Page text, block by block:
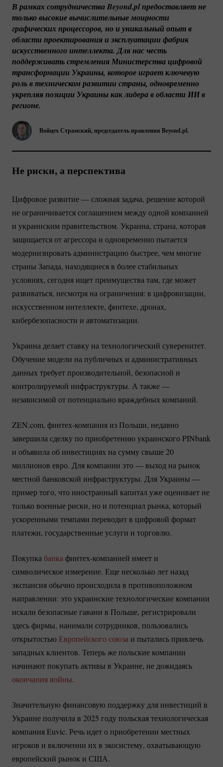
Войцех Страмский, председатель правления Beyond.pl.
В рамках сотрудничества Beyond.pl предоставляет не
только высокие вычислительные мощности
графических процессоров, но и уникальный опыт в
области проектирования и эксплуатации фабрик
искусственного интеллекта. Для нас честь
поддерживать стремления Министерства цифровой
трансформации Украины, которое играет ключевую
роль в техническом развитии страны, одновременно
укрепляя позиции Украины как лидера в области ИИ в
регионе.
Не риски, а перспектива
Цифровое развитие — сложная задача, решение которой
не ограничивается соглашением между одной компанией
и украинским правительством. Украина, страна, которая
защищается от агрессора и одновременно пытается
модернизировать администрацию быстрее, чем многие
страны Запада, находящиеся в более стабильных
условиях, сегодня ищет преимущества там, где может
развиваться, несмотря на ограничения: в цифровизации,
искусственном интеллекте, финтехе, дронах,
кибербезопасности и автоматизации.
Украина делает ставку на технологический суверенитет.
Обучение модели на публичных и административных
данных требует производительной, безопасной и
контролируемой инфраструктуры. А также —
независимой от потенциально враждебных компаний.
ZEN.com, финтех-компанияиз Польши, недавно
завершила сделку по приобретению украинского PINbank
и объявила об инвестициях на сумму свыше 20
миллионов евро. Для компании это — выход на рынок
местной банковской инфраструктуры. Для Украины —
пример того, что иностранный капитал уже оценивает не
только военные риски, но и потенциал рынка, который
ускоренными темпами переводит в цифровой формат
платежи, государственные услуги и торговлю.
Покупка банка финтех-компанией имеет и
символическое измерение. Еще несколько лет назад
экспансия обычно происходила в противоположном
направлении: это украинские технологические компании
искали безопасные гавани в Польше, регистрировали
здесь фирмы, нанимали сотрудников, пользовались
открытостью Европейского союза и пытались привлечь
западных клиентов. Теперь же польские компании
начинают покупать активы в Украине, не дожидаясь
окончания войны.
Значительную финансовую поддержку для инвестиций в
Украине получила в 2025 году польская технологическая
компания Euvic. Речь идет о приобретении местных
игроков и включении их в экосистему, охватывающую
европейский рынок и США.